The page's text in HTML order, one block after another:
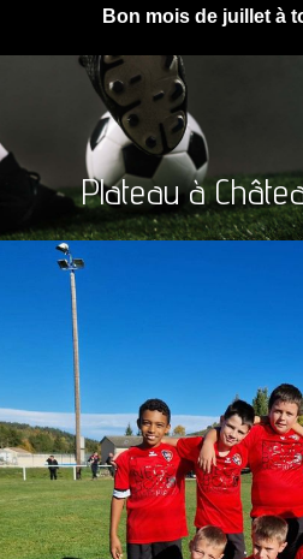
Bon mois de juillet à
Plateau à